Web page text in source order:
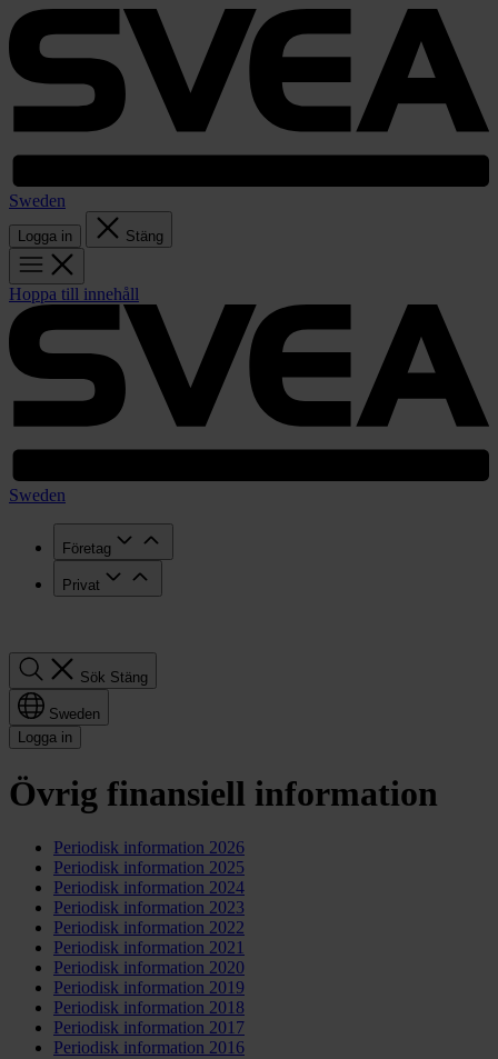
Sweden
Logga in Stäng
Hoppa till innehåll
Sweden
Företag
Privat
Sök Stäng
Sweden
Logga in
Övrig finansiell information
Periodisk information 2026
Periodisk information 2025
Periodisk information 2024
Periodisk information 2023
Periodisk information 2022
Periodisk information 2021
Periodisk information 2020
Periodisk information 2019
Periodisk information 2018
Periodisk information 2017
Periodisk information 2016